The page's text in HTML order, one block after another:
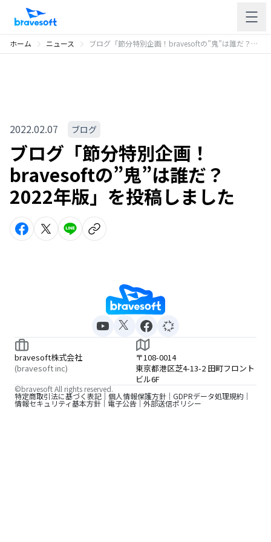
ホーム ニュース ブログ「節分特別企画！bravesoftの”鬼”は誰だ？2022年版」を投稿しました
2022.02.07 ブログ
ブログ「節分特別企画！
bravesoftの”鬼”は誰だ？
2022年版」を投稿しました
bravesoft株式会社
(bravesoft inc)
〒108-0014
東京都港区芝4-13-2 田町フロント
ビル6F
特定商取引法に基づく表記 個人情報保護方針 GDPRデータ処理規約
情報セキュリティ基本方針 電子公告 外部送信ポリシー
©bravesoft All rights reserved.